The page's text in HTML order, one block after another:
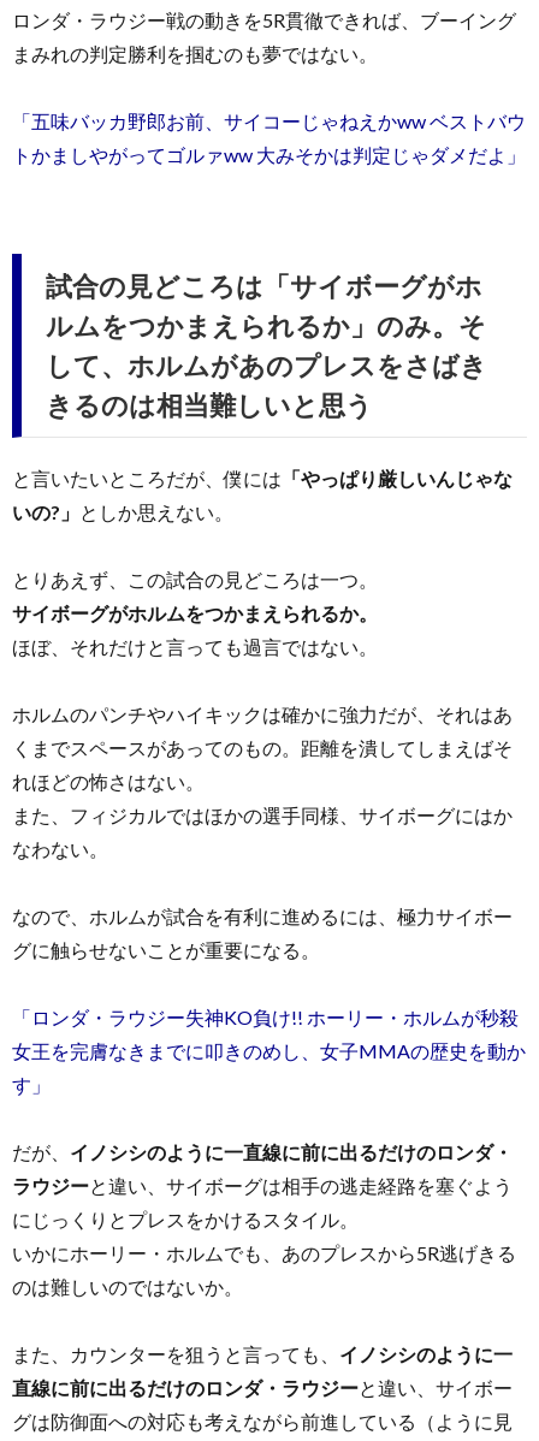
ロンダ・ラウジー戦の動きを5R貫徹できれば、ブーイング
まみれの判定勝利を掴むのも夢ではない。
「五味バッカ野郎お前、サイコーじゃねえかww ベストバウ
トかましやがってゴルァww 大みそかは判定じゃダメだよ」
試合の見どころは「サイボーグがホ
ルムをつかまえられるか」のみ。そ
して、ホルムがあのプレスをさばき
きるのは相当難しいと思う
と言いたいところだが、僕には 「やっぱり厳しいんじゃな
いの?」 としか思えない。
とりあえず、この試合の見どころは一つ。
サイボーグがホルムをつかまえられるか。
ほぼ、それだけと言っても過言ではない。
ホルムのパンチやハイキックは確かに強力だが、それはあ
くまでスペースがあってのもの。距離を潰してしまえばそ
れほどの怖さはない。
また、フィジカルではほかの選手同様、サイボーグにはか
なわない。
なので、ホルムが試合を有利に進めるには、極力サイボー
グに触らせないことが重要になる。
「ロンダ・ラウジー失神KO負け!! ホーリー・ホルムが秒殺
女王を完膚なきまでに叩きのめし、女子MMAの歴史を動か
す」
だが、 イノシシのように一直線に前に出るだけのロンダ・
ラウジーと違い、サイボーグは相手の逃走経路を塞ぐよう
にじっくりとプレスをかけるスタイル。
いかにホーリー・ホルムでも、あのプレスから5R逃げきる
のは難しいのではないか。
また、カウンターを狙うと言っても、 イノシシのように一
直線に前に出るだけのロンダ・ラウジーと違い、サイボー
グは防御面への対応も考えながら前進している（ように見